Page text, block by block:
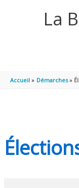
La
Accueil Démarches